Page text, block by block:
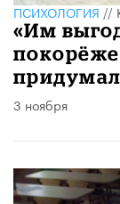
ПСИХОЛОГИЯ//
«Им
3 ноября